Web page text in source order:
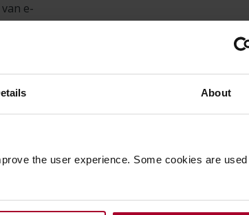
About
the user experience. Some cookies are used
e-
door de